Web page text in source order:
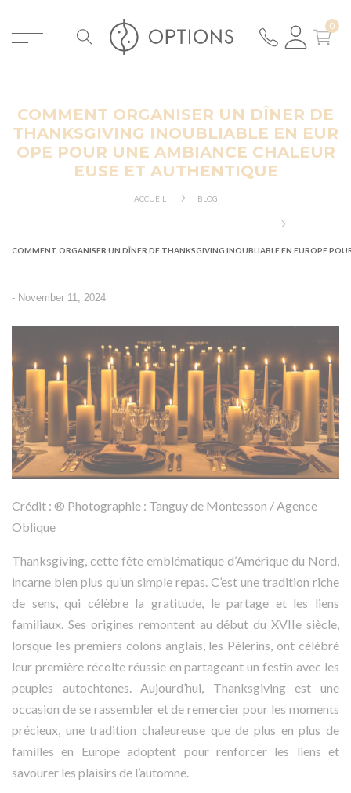
COMMENT ORGANISER UN DÎNER DE
THANKSGIVING INOUBLIABLE EN EUR
OPE POUR UNE AMBIANCE CHALEUR
EUSE ET AUTHENTIQUE
ACCUEIL BLOG
COMMENT ORGANISER UN DÎNER DE THANKSGIVING INOUBLIABLE EN EUROPE
- November 11, 2024
Crédit : ® Photographie : Tanguy de Montesson / Agence
Oblique
Thanksgiving, cette fête emblématique d’Amérique du Nord,
incarne bien plus qu’un simple repas. C’est une tradition riche
de sens, qui célèbre la gratitude, le partage et les liens
familiaux. Ses origines remontent au début du XVIIe siècle,
lorsque les premiers colons anglais, les Pèlerins, ont célébré
leur première récolte réussie en partageant un festin avec les
peuples autochtones. Aujourd’hui, Thanksgiving est une
occasion de se rassembler et de remercier pour les moments
précieux, une tradition chaleureuse que de plus en plus de
familles en Europe adoptent pour renforcer les liens et
savourer les plaisirs de l’automne.